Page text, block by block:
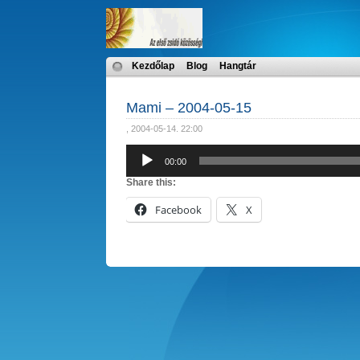
Kezdőlap Blog Hangtár
Mami – 2004-05-15
, 2004-05-14. 22:00
Audió
lejátszó
00:00
Share this:
Facebook X